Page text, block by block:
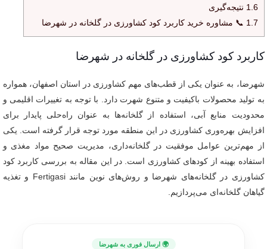
1.6 نتیجه‌گیری
1.7 📞 مشاوره خرید کاربرد کود کشاورزی در گلخانه در شهرضا
کاربرد کود کشاورزی در گلخانه در شهرضا
شهرضا، به عنوان یکی از قطب‌های مهم کشاورزی در استان اصفهان، همواره
به تولید محصولات باکیفیت و متنوع شهرت دارد. با توجه به تغییرات اقلیمی و
محدودیت منابع آبی، استفاده از گلخانه‌ها به عنوان راه‌حلی پایدار برای
افزایش بهره‌وری کشاورزی در این منطقه مورد توجه قرار گرفته است. یکی
از مهم‌ترین عوامل موفقیت در گلخانه‌داری، مدیریت صحیح مواد مغذی و
استفاده بهینه از کودهای کشاورزی است. در این مقاله به بررسی کاربرد کود
کشاورزی در گلخانه‌های شهرضا و روش‌های نوین مانند Fertigasi و تغذیه
گیاهان گلخانه‌ای می‌پردازیم.
🌍 ارسال فوری به شهرضا